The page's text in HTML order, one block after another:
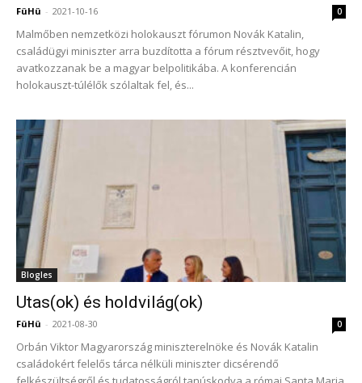
FüHü - 2021-10-16 0
Malmőben nemzetközi holokauszt fórumon Novák Katalin,
családügyi miniszter arra buzdította a fórum résztvevőit, hogy
avatkozzanak be a magyar belpolitikába. A konferencián
holokauszt-túlélők szólaltak fel, és...
Blogles
Utas(ok) és holdvilág(ok)
FüHü - 2021-08-30 0
Orbán Viktor Magyarország miniszterelnöke és Novák Katalin
családokért felelős tárca nélküli miniszter dicsérendő